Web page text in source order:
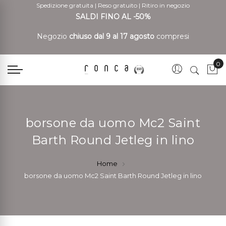
Spedizione gratuita | Reso gratuito | Ritiro in negozio
SALDI FINO AL -50%
Negozio chiuso dal 9 al 17 agosto compresi
0
borsone da uomo Mc2 Saint
Barth Round Jetleg in lino
Home
borsone da uomo Mc2 Saint Barth Round Jetleg in lino